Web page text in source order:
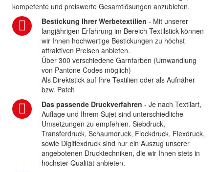
kompetente und preiswerte Gesamtlösungen anzubieten.
Bestickung Ihrer Werbetextilien - Mit unserer
langjährigen Erfahrung im Bereich Textilstick können
wir Ihnen hochwertige Bestickungen zu höchst
attraktiven Preisen anbieten.
Über 300 verschiedene Garnfarben (Umwandlung
von Pantone Codes möglich)
Als Direktstick auf Ihre Textilien oder als Aufnäher
bzw. Patch
Das passende Druckverfahren - Je nach Textilart,
Auflage und Ihrem Sujet sind unterschiedliche
Umsetzungen zu empfehlen. Siebdruck,
Transferdruck, Schaumdruck, Flockdruck, Flexdruck,
sowie Digiflexdruck sind nur ein Auszug unserer
angebotenen Drucktechniken, die wir Ihnen stets in
höchster Qualität anbieten.